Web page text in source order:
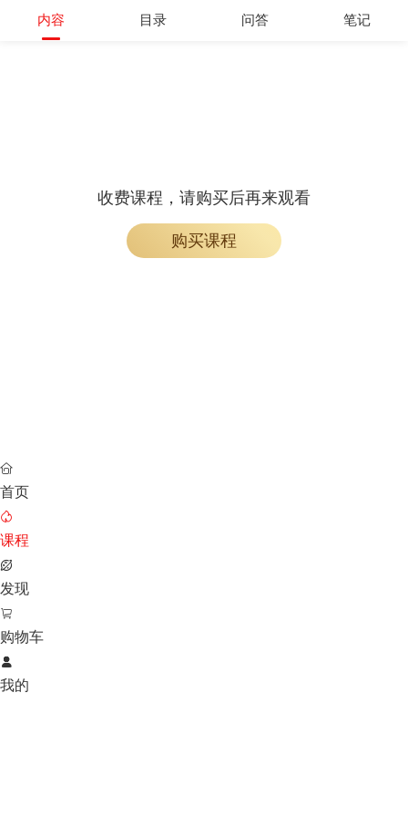
内容 目录 问答 笔记
收费课程，请购买后再来观看
购买课程

首页

课程

发现

购物车

我的